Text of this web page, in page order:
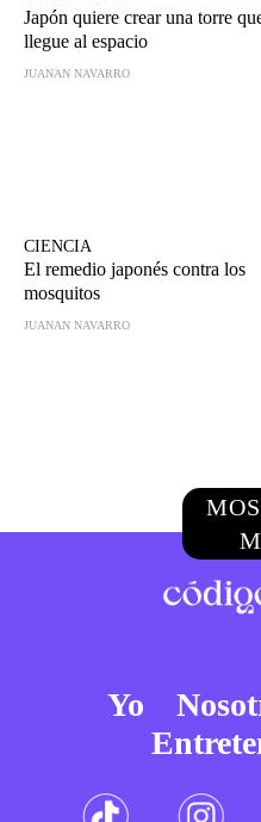
Japón quiere crear una torre
llegue al espacio
JUANAN NAVARRO
CIENCIA
El remedio japonés contra los
mosquitos
JUANAN NAVARRO
Yo